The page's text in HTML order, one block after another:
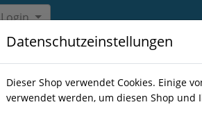
Login
Datenschutzeinstellungen
Dieser Shop verwendet Cookies. Einige
verwendet werden, um diesen Shop und